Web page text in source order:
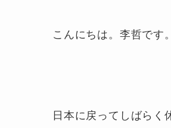
こんにちは。李哲です。
日本に戻ってしばらく